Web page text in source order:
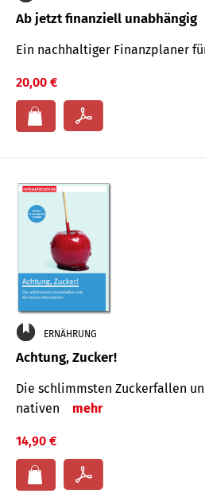
Ab jetzt finanziell unabhängig
Ein nachhaltiger Finanzplaner
20,00 €
ERNÄHRUNG
Achtung, Zucker!
Die schlimmsten Zucker­fallen
nativen
mehr
14,90 €